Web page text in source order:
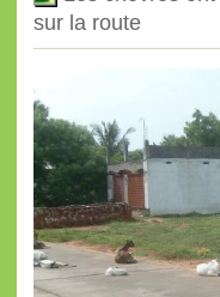
sur la route